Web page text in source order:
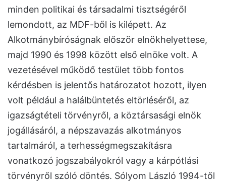
minden politikai és társadalmi tisztségéről
lemondott, az MDF-ből is kilépett. Az
Alkotmánybíróságnak először elnökhelyettese,
majd 1990 és 1998 között első elnöke volt. A
vezetésével működő testület több fontos
kérdésben is jelentős határozatot hozott, ilyen
volt például a halálbüntetés eltörléséről, az
igazságtételi törvényről, a köztársasági elnök
jogállásáról, a népszavazás alkotmányos
tartalmáról, a terhességmegszakításra
vonatkozó jogszabályokról vagy a kárpótlási
törvényről szóló döntés. Sólyom László 1994-től